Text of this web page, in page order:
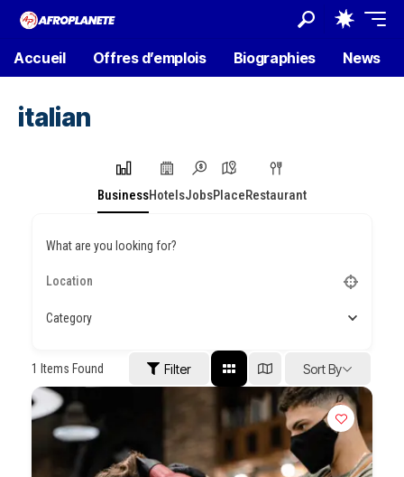
Accueil Offres d’emplois Biographies News
italian
BusinessHotelsJobsPlaceRestaurant
What are you looking for?
Category
1 Items Found Filter Sort By